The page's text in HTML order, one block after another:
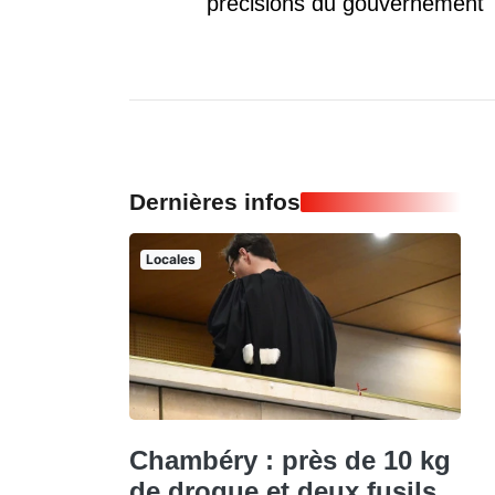
Dernières infos
Locales
Chambéry : près de 10 kg